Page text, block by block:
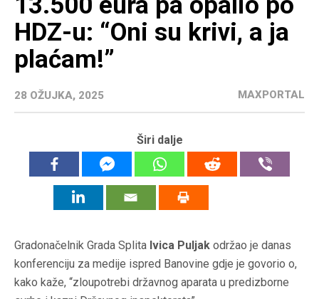
HDZ-u: “Oni su krivi, a ja
plaćam!”
28 OŽUJKA, 2025 MAXPORTAL
Širi dalje
Gradonačelnik Grada Splita Ivica Puljak održao je danas
konferenciju za medije ispred Banovine gdje je govorio o,
kako kaže, “zloupotrebi državnog aparata u predizborne